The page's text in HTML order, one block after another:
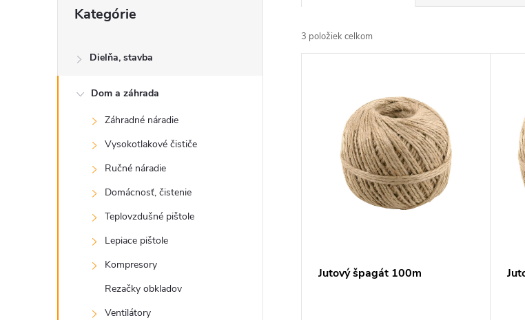
kategórie
Kategórie
Dielňa, stavba
Dom a záhrada
Záhradné náradie
Vysokotlakové čističe
Ručné náradie
Domácnosť, čistenie
Teplovzdušné pištole
Lepiace pištole
Kompresory
Rezačky obkladov
Ventilátory
a
d
3 položiek celkom
Jutový špagát 100m